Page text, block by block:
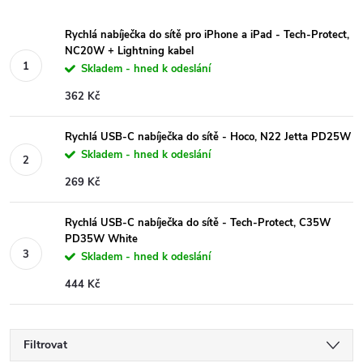
Rychlá nabíječka do sítě pro iPhone a iPad - Tech-Protect,
NC20W + Lightning kabel
Skladem - hned k odeslání
362 Kč
Rychlá USB-C nabíječka do sítě - Hoco, N22 Jetta PD25W
Skladem - hned k odeslání
269 Kč
Rychlá USB-C nabíječka do sítě - Tech-Protect, C35W
PD35W White
Skladem - hned k odeslání
444 Kč
Filtrovat